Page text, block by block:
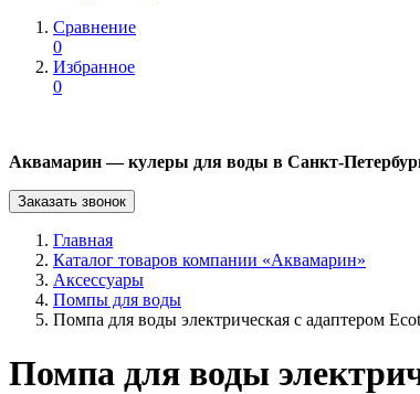
Сравнение
0
Избранное
0
Аквамарин — кулеры для воды в Санкт-
Заказать звонок
Главная
Каталог товаров компании «Аквамарин»
Аксессуары
Помпы для воды
Помпа для воды электрическая с адаптером
Помпа для воды